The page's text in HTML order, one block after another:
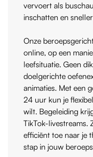
vervoert als
inschatten en
Onze
online, op een
leefsituatie. Geen
doelgerichte
animaties. Met een
24 uur kun je
wilt. Begeleiding
TikTok-livestreams.
efficiënt toe naar je
stap in jouw